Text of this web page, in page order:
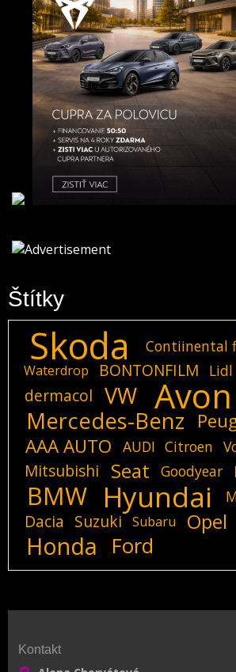
Štítky
Skoda Contiinental
Waterdrop BONTONFILM Lidl
dermacol
VW Avon
Mercedes-Benz
AAA AUTO
AUDI Citroen
Mitsubishi Seat Goodyear
BMW Hyundai
Dacia Suzuki Subaru Opel
Honda Ford
Kontakt